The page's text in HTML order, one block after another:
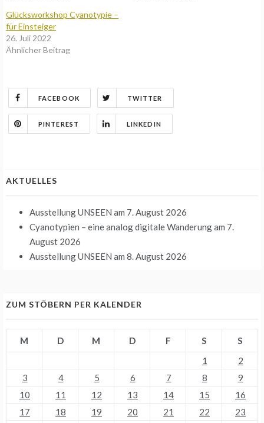
Glücksworkshop Cyanotypie –
für Einsteiger
26. Juli 2022
Ähnlicher Beitrag
FACEBOOK TWITTER
PINTEREST LINKEDIN
AKTUELLES
Ausstellung UNSEEN am 7. August 2026
Cyanotypien – eine analog digitale Wanderungam 7.
August 2026
Ausstellung UNSEEN am 8. August 2026
ZUM STÖBERN PER KALENDER
M D M D F S
S
1
2
3
4 5 6 7 8
9
10
11 12 13 14 15
16
17
18 19 20 21 22
23